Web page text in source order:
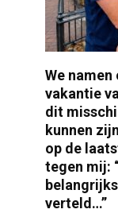
We
vakantie
dit
kunnen
op de
tegen mij:
verteld…”